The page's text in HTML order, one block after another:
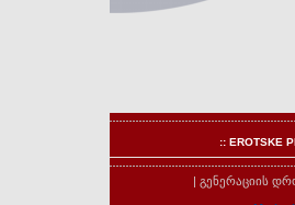
:: EROTSKE
| გენერაციის